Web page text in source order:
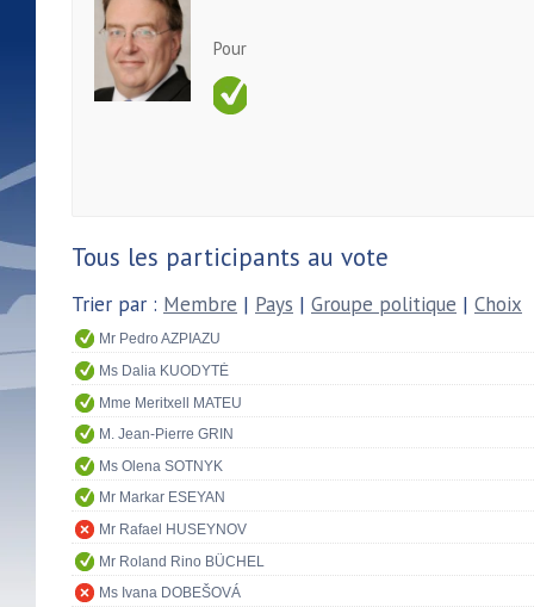
Pour
Tous les participants au vote
Trier par : Membre | Pays | Groupe politique | Choix
Mr Pedro AZPIAZU
Ms Dalia KUODYTĖ
Mme Meritxell MATEU
M. Jean-Pierre GRIN
Ms Olena SOTNYK
Mr Markar ESEYAN
Mr Rafael HUSEYNOV
Mr Roland Rino BÜCHEL
Ms Ivana DOBEŠOVÁ